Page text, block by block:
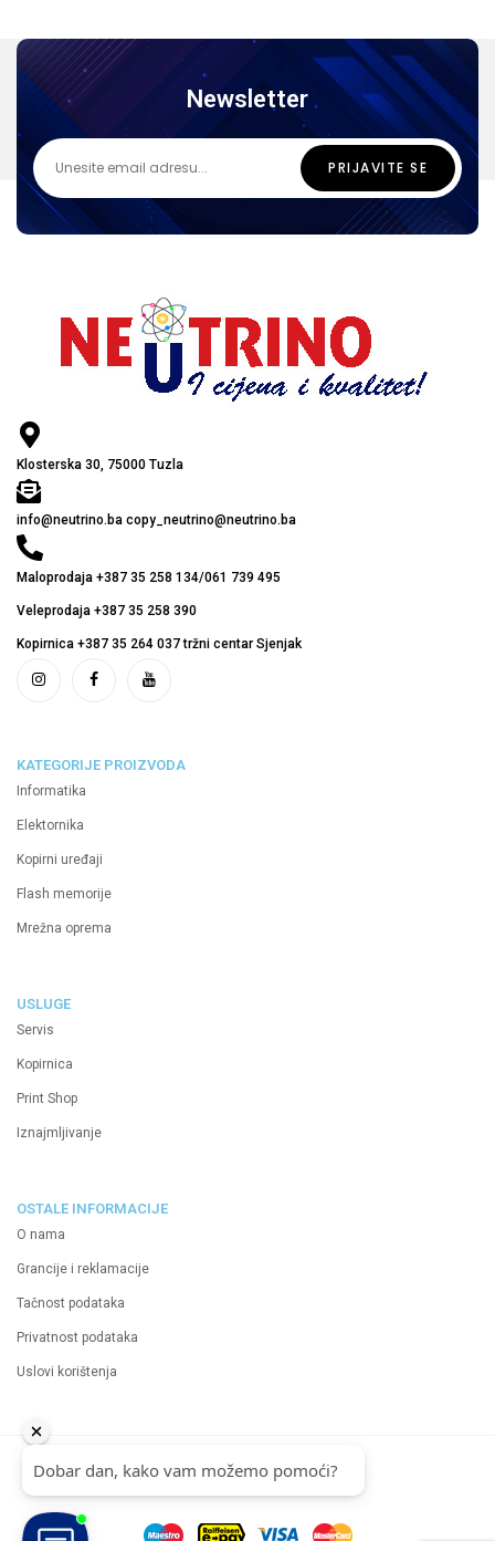
Newsletter
Klosterska 30, 75000 Tuzla
info@neutrino.ba copy_neutrino@neutrino.ba
Maloprodaja +387 35 258 134/061 739 495
Veleprodaja +387 35 258 390
Kopirnica +387 35 264 037 tržni centar Sjenjak
KATEGORIJE PROIZVODA
Informatika
Elektornika
Kopirni uređaji
Flash memorije
Mrežna oprema
USLUGE
Servis
Kopirnica
Print Shop
Iznajmljivanje
OSTALE INFORMACIJE
O nama
Grancije i reklamacije
Tačnost podataka
Privatnost podataka
Uslovi korištenja
2024 Neutrino d.o.o.